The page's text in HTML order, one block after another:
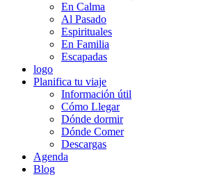
En Calma
Al Pasado
Espirituales
En Familia
Escapadas
logo
Planifica tu viaje
Información útil
Cómo Llegar
Dónde dormir
Dónde Comer
Descargas
Agenda
Blog